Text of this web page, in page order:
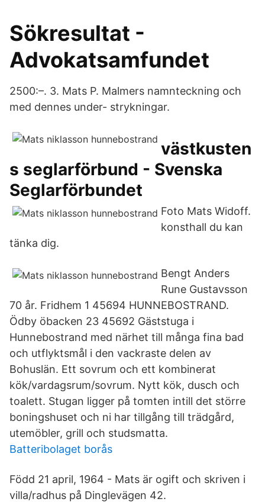
Sökresultat -
Advokatsamfundet
2500:–. 3. Mats P. Malmers namnteckning och
med dennes under- strykningar.
västkusten
s seglarförbund - Svenska
Seglarförbundet
Foto Mats Widoff.
konsthall du kan
tänka dig.
Bengt Anders
Rune Gustavsson
70 år. Fridhem 1 45694 HUNNEBOSTRAND.
Ödby öbacken 23 45692 Gäststuga i
Hunnebostrand med närhet till många fina bad
och utflyktsmål i den vackraste delen av
Bohuslän. Ett sovrum och ett kombinerat
kök/vardagsrum/sovrum. Nytt kök, dusch och
toalett. Stugan ligger på tomten intill det större
boningshuset och ni har tillgång till trädgård,
utemöbler, grill och studsmatta.
Batteribolaget borås
Född 21 april, 1964 - Mats är ogift och skriven i
villa/radhus på Dinglevägen 42.